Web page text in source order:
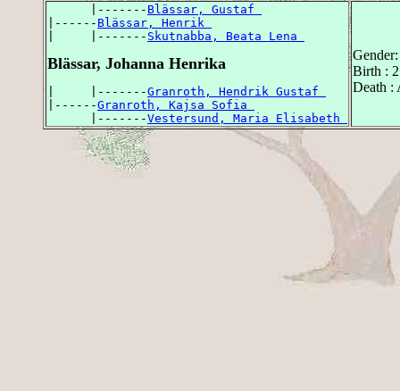
      |-------
Blässar, Gustaf
|------ Blässar, Henrik
|     |------- Skutnabba, Beata Lena
Blässar, Johanna Henrika
|     |-------Granroth, Hendrik Gustaf
|------Granroth, Kajsa Sofia
      |-------
Vestersund, Maria Elisabeth
Birth :
Death :